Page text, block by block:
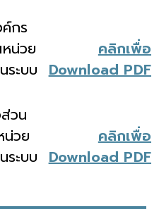
กร
น่วย
ระบบ
คลิกเพื่อ
Download PDF
วน
น่วย
ระบบ
คลิกเพื่อ
Download PDF